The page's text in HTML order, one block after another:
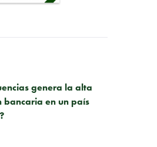
genera la alta
bancaria en un país